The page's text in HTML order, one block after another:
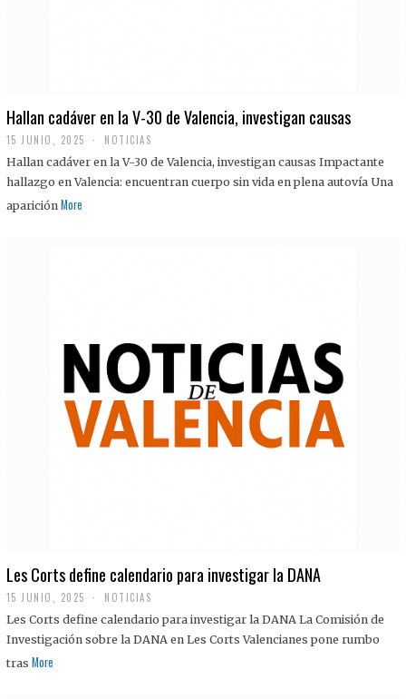
Hallan cadáver en la V-30 de Valencia, investigan causas
15 JUNIO, 2025 NOTICIAS
Hallan cadáver en la V-30 de Valencia, investigan causas Impactante
hallazgo en Valencia: encuentran cuerpo sin vida en plena autovía Una
aparición More
Les Corts define calendario para investigar la DANA
15 JUNIO, 2025 NOTICIAS
Les Corts define calendario para investigar la DANA La Comisión de
Investigación sobre la DANA en Les Corts Valencianes pone rumbo
tras More